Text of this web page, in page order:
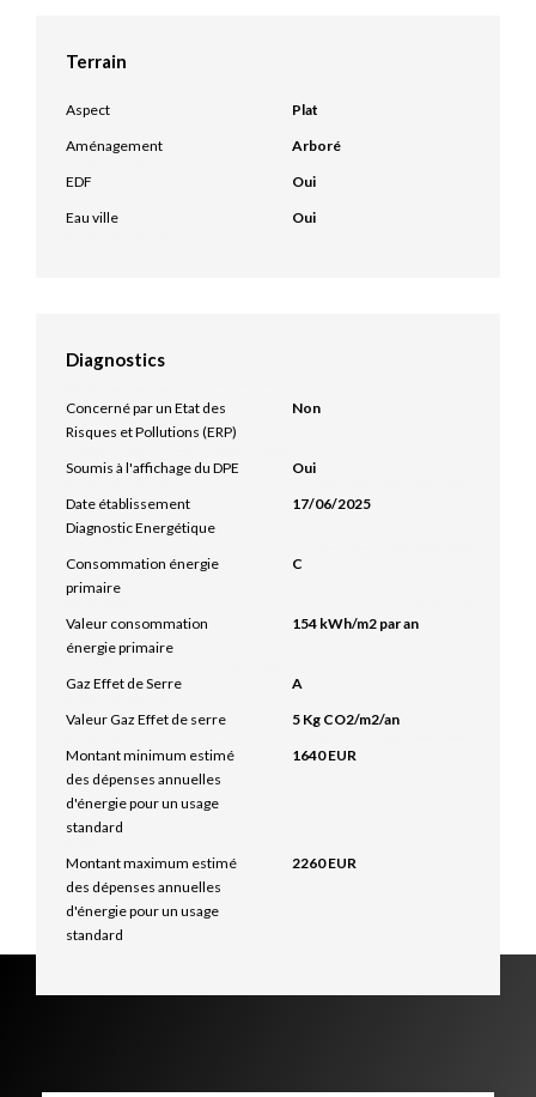
Terrain
Aspect
Plat
Aménagement
Arboré
EDF
Oui
Eau ville
Oui
Diagnostics
Concerné par un Etat des
Risques et Pollutions (ERP)
Non
Soumis à l'affichage du DPE
Oui
Date établissement
Diagnostic Energétique
17/06/2025
Consommation énergie
primaire
C
Valeur consommation
énergie primaire
154 kWh/m2 par an
Gaz Effet de Serre
A
Valeur Gaz Effet de serre
5 Kg CO2/m2/an
Montant minimum estimé
des dépenses annuelles
d'énergie pour un usage
standard
1640 EUR
Montant maximum estimé
des dépenses annuelles
d'énergie pour un usage
standard
2260 EUR